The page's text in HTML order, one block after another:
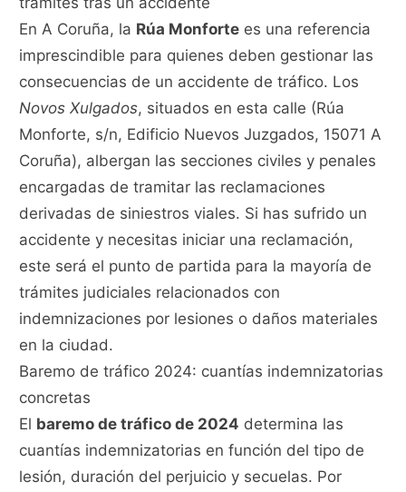
En A Coruña, la Rúa Monforte es una referencia
imprescindible para quienes deben gestionar las
consecuencias de un accidente de tráfico. Los
Novos Xulgados, situados en esta calle (Rúa
Monforte, s/n, Edificio Nuevos Juzgados, 15071 A
Coruña), albergan las secciones civiles y penales
encargadas de tramitar las reclamaciones
derivadas de siniestros viales. Si has sufrido un
accidente y necesitas iniciar una reclamación,
este será el punto de partida para la mayoría de
trámites judiciales relacionados con
indemnizaciones por lesiones o daños materiales
en la ciudad.
Baremo de tráfico 2024: cuantías indemnizatorias
concretas
El baremo de tráfico de 2024 determina las
cuantías indemnizatorias en función del tipo de
lesión, duración del perjuicio y secuelas. Por